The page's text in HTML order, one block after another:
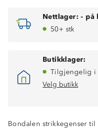
Nettlager: - på
50+ stk
Butikklager:
Tilgjengelig i
Velg butikk
Bondalen strikkegenser